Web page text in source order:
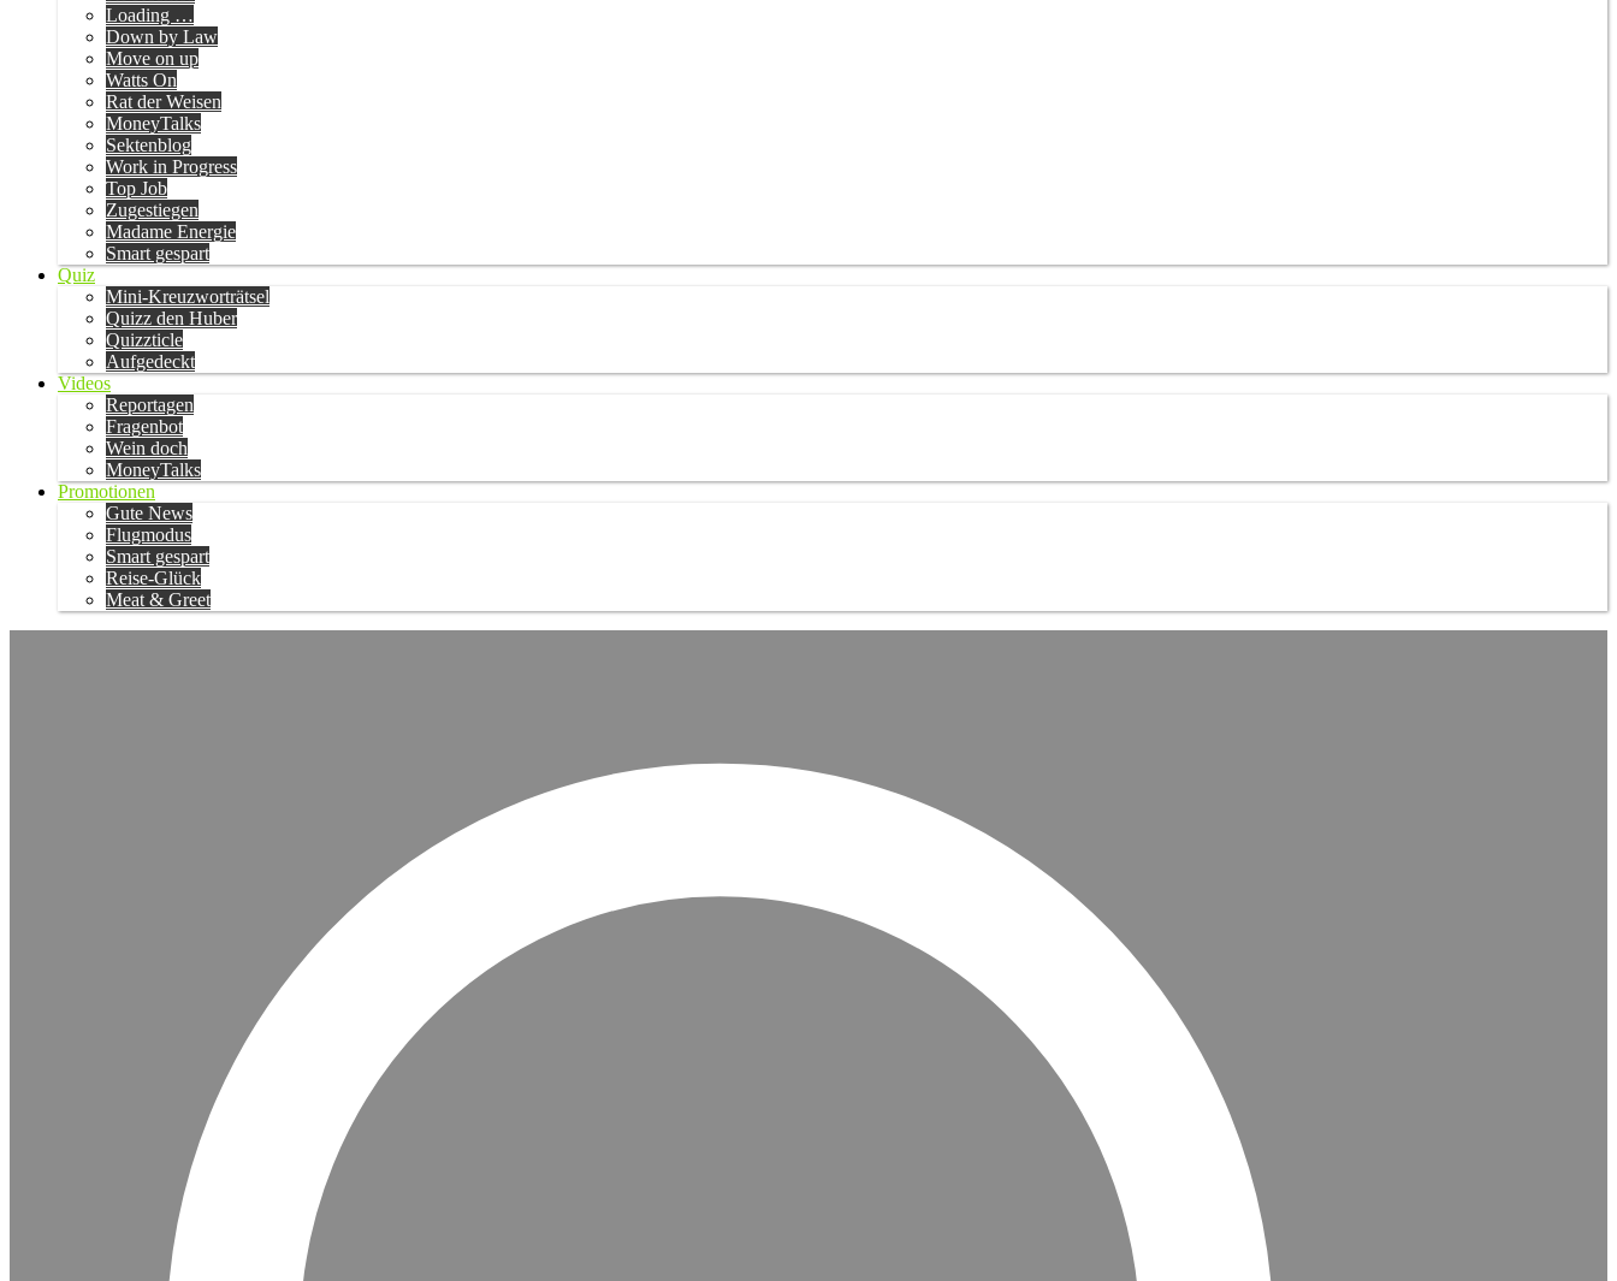
Loading …
Down by Law
Move on up
Watts On
Rat der Weisen
MoneyTalks
Sektenblog
Work in Progress
Top Job
Zugestiegen
Madame Energie
Smart gespart
Quiz
Mini-Kreuzworträtsel
Quizz den Huber
Quizzticle
Aufgedeckt
Videos
Reportagen
Fragenbot
Wein doch
MoneyTalks
Promotionen
Gute News
Flugmodus
Smart gespart
Reise-Glück
Meat & Greet